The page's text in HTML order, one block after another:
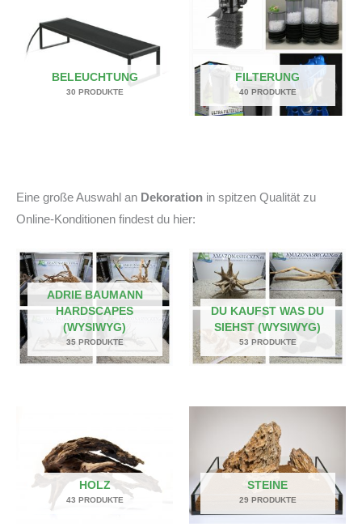
BELEUCHTUNG
30 PRODUKTE
FILTERUNG
40 PRODUKTE
Eine große Auswahl an Dekoration in spitzen Qualität zu
Online-Konditionen findest du hier:
ADRIE BAUMANN
HARDSCAPES
(WYSIWYG)
35 PRODUKTE
DU KAUFST WAS DU
SIEHST (WYSIWYG)
53 PRODUKTE
HOLZ
43 PRODUKTE
STEINE
29 PRODUKTE